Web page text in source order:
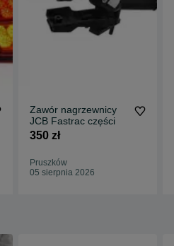
Zawór nagrzewnicy
JCB Fastrac części
350 zł
Pruszków
05 sierpnia 2026